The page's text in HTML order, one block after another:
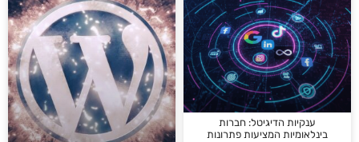
הדיגיטל: חברות
המציעות פתרונות